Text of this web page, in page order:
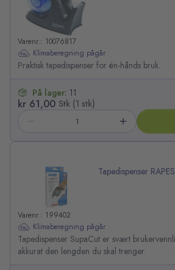
Varenr.: 10076817
Klimaberegning pågår
Praktisk tapedispenser for én-hånds bruk.
kr 61,00 Stk (1 stk)
På lager: 11
Tapedispenser
Varenr.: 199402
Klimaberegning pågår
Tapedispenser SupaCut er svært
akkurat den lengden du skal trenger.